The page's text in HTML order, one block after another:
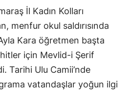
İl Kadın Kolları
menfur okul saldırısında
Kara öğretmen başta
için Mevlid-i Şerif
Tarihi Ulu Camii’nde
vatandaşlar yoğun ilgi